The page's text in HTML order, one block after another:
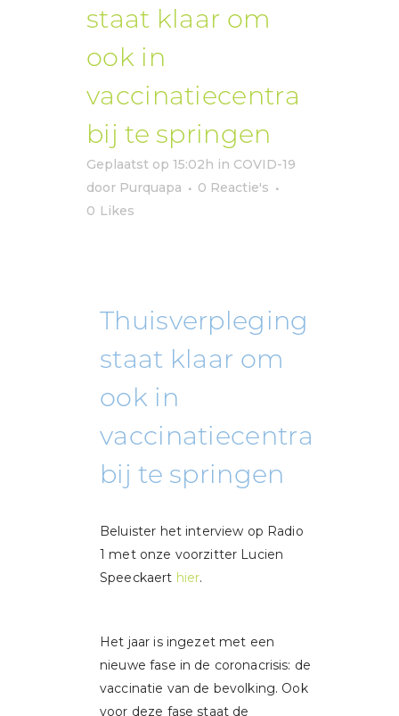
staat klaar om
ook in
vaccinatiecentra
bij te springen
Geplaatst op 15:02h in COVID-19
door Purquapa
0 Reactie's
0 Likes
Thuisverpleging
staat klaar om
ook in
vaccinatiecentra
bij te springen
Beluister het interview op Radio
1 met onze voorzitter Lucien
Speeckaert hier.
Het jaar is ingezet met een
nieuwe fase in de coronacrisis: de
vaccinatie van de bevolking. Ook
voor deze fase staat de